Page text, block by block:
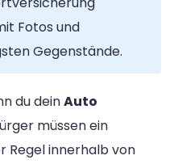
Fotos und
Gegenstände.
du deinAuto
müssen ein
Regel innerhalb von